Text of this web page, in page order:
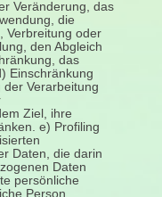
Veränderung, das
die
Verbreitung oder
den Abgleich
das
Einschränkung
Verarbeitung
Ziel, ihre
e) Profiling
Daten, die darin
Daten
persönliche
Person